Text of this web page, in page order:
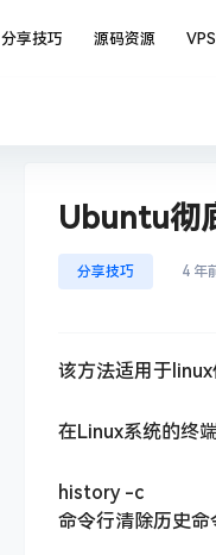
分享技巧 源码资源
Ubuntu彻
分享技巧 4 年
该方法适用于
在Linux系统的终
history -c
命令行清除历史命